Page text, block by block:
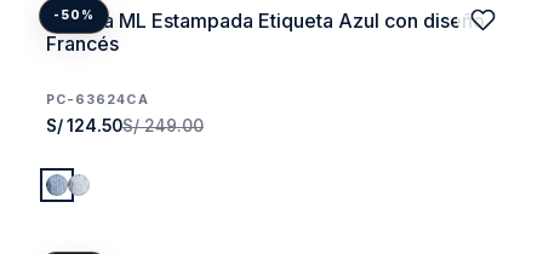
-50%
Camisa ML Estampada Etiqueta Azul con diseño
Francés
PC-63624CA
S/ 124.50S/ 249.00